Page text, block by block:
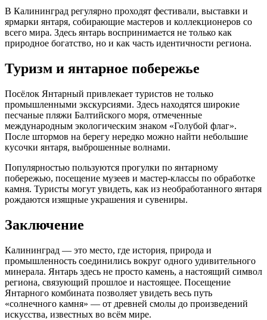
В Калининград регулярно проходят фестивали, выставки и
ярмарки янтаря, собирающие мастеров и коллекционеров со
всего мира. Здесь янтарь воспринимается не только как
природное богатство, но и как часть идентичности региона.
Туризм и янтарное побережье
Посёлок Янтарный привлекает туристов не только
промышленными экскурсиями. Здесь находятся широкие
песчаные пляжи Балтийского моря, отмеченные
международным экологическим знаком «Голубой флаг».
После штормов на берегу нередко можно найти небольшие
кусочки янтаря, выброшенные волнами.
Популярностью пользуются прогулки по янтарному
побережью, посещение музеев и мастер-классы по обработке
камня. Туристы могут увидеть, как из необработанного янтаря
рождаются изящные украшения и сувениры.
Заключение
Калининград — это место, где история, природа и
промышленность соединились вокруг одного удивительного
минерала. Янтарь здесь не просто камень, а настоящий символ
региона, связующий прошлое и настоящее. Посещение
Янтарного комбината позволяет увидеть весь путь
«солнечного камня» — от древней смолы до произведений
искусства, известных во всём мире.